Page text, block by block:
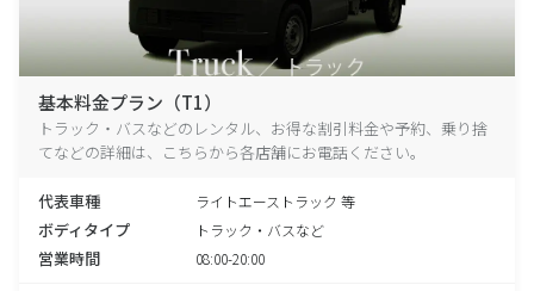
基本料金プラン（T1）
トラック・バスなどのレンタル、お得な割引料金や予約、乗り捨
てなどの詳細は、こちらから各店舗にお電話ください。
代表車種 ライトエーストラック 等
ボディタイプ トラック・バスなど
営業時間 08:00-20:00